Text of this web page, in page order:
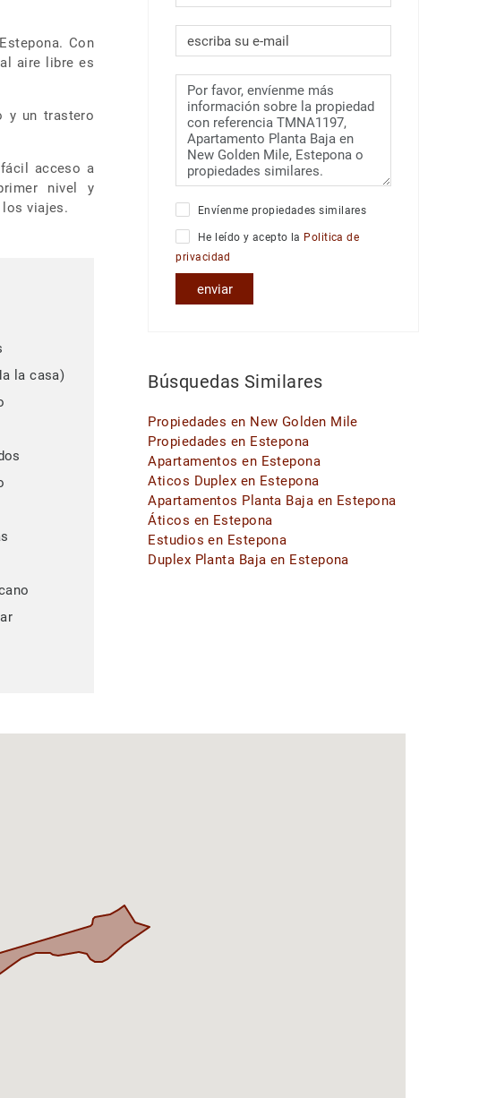
Con
aire libre es
y un trastero
acceso a
nivel y
viajes.
la casa)
Envíenme propiedades similares
He leído y acepto la Politica de
privacidad
enviar
Búsquedas Similares
Propiedades en New Golden Mile
Propiedades en Estepona
Apartamentos en Estepona
Aticos Duplex en Estepona
Apartamentos Planta Baja en Estepona
Áticos en Estepona
Estudios en Estepona
Duplex Planta Baja en Estepona